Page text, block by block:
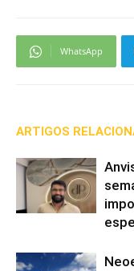
WhatsApp
ARTIGOS